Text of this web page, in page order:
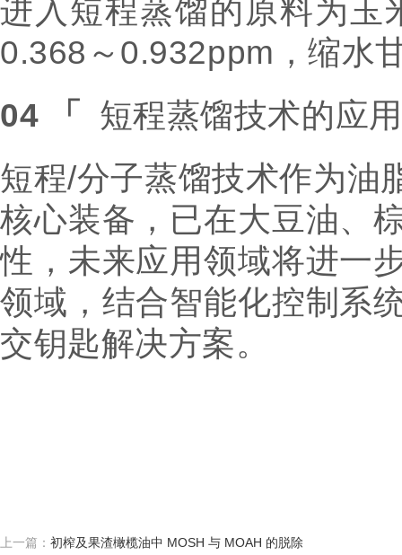
进入短程蒸馏的原料为玉
0.368～0.932ppm，缩水
04
「
短程蒸馏技术的应
短程/分子蒸馏技术作为油
核心装备，已在大豆油、
性，未来应用领域将进一
领域，结合智能化控制系
交钥匙解决方案。
上一篇： 初榨及果渣橄榄油中 MOSH 与 MOAH 的脱除